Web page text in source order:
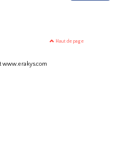
Haut de page